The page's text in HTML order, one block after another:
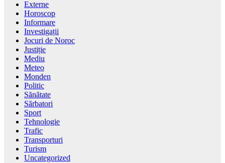
Externe
Horoscop
Informare
Investigații
Jocuri de Noroc
Justiție
Mediu
Meteo
Monden
Politic
Sănătate
Sărbatori
Sport
Tehnologie
Trafic
Transporturi
Turism
Uncategorized